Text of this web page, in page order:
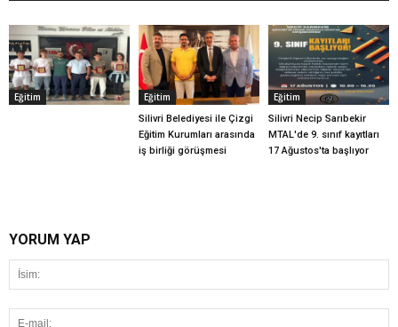
Eğitim Eğitim
Silivri Belediyesi ile Çizgi
Eğitim Kurumları arasında
iş birliği görüşmesi
Eğitim
Silivri Necip Sarıbekir
MTAL'de 9. sınıf kayıtları
17 Ağustos'ta başlıyor
YORUM YAP